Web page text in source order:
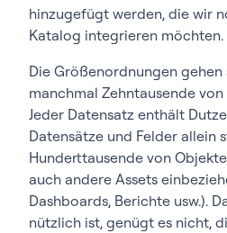
hinzugefügt werden, die wir
Katalog integrieren möchten.
Die Größenordnungen gehen
manchmal Zehntausende
Jeder Datensatz enthält
Datensätze und Felder allein
Hunderttausende von
auch andere Assets
Dashboards, Berichte usw.).
nützlich ist, genügt es nicht,